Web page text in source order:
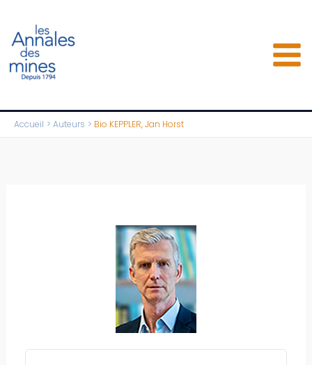
contenu
Accueil Auteurs Bio KEPPLER, Jan Horst